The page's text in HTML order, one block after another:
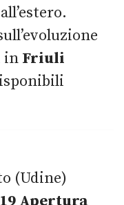
in Friuli
(Udine)
Apertura